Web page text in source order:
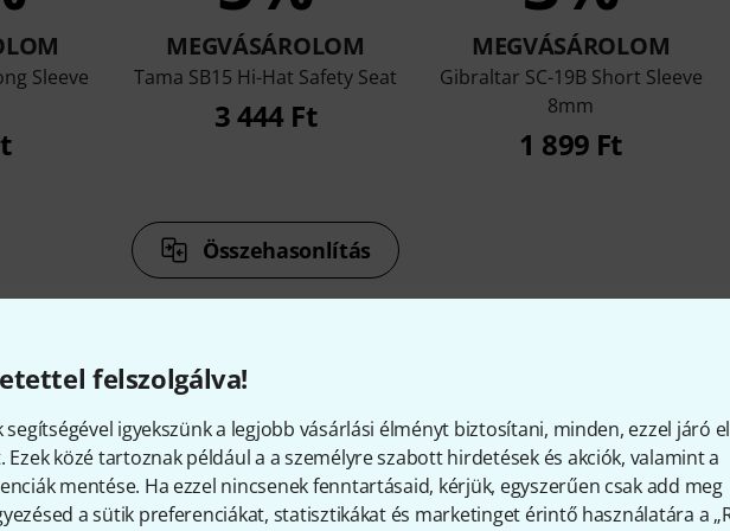
felszolgálva!
segítségével igyekszünk a legjobb vásárlási élményt biztosítani, minden, ezzel járó
Ezek közé tartoznak például a a személyre szabott hirdetések és akciók, valamint a
mentése. Ha ezzel nincsenek fenntartásaid, kérjük, egyszerűen csak add meg
a sütik preferenciákat, statisztikákat és marketinget érintő használatára a
Sleeve
MEGVÁSÁROLOM
Tama SB15 Hi-Hat Safety Seat
3 444 Ft
MEGVÁSÁROLOM
Gibraltar SC-19B Short Sleeve
8mm
1 899 Ft
Összehasonlítás
és hozzáillő elemek